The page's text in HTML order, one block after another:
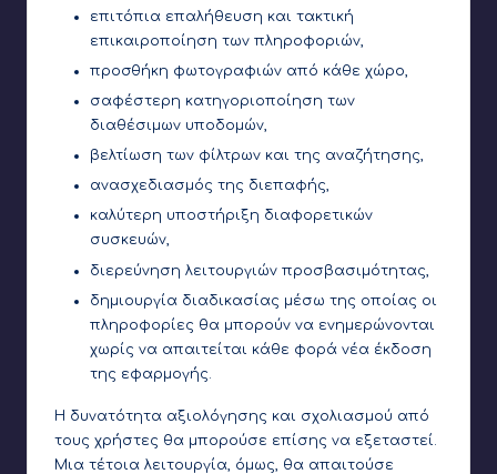
επιτόπια επαλήθευση και τακτική
επικαιροποίηση των πληροφοριών,
προσθήκη φωτογραφιών από κάθε χώρο,
σαφέστερη κατηγοριοποίηση των
διαθέσιμων υποδομών,
βελτίωση των φίλτρων και της αναζήτησης,
ανασχεδιασμός της διεπαφής,
καλύτερη υποστήριξη διαφορετικών
συσκευών,
διερεύνηση λειτουργιών προσβασιμότητας,
δημιουργία διαδικασίας μέσω της οποίας οι
πληροφορίες θα μπορούν να ενημερώνονται
χωρίς να απαιτείται κάθε φορά νέα έκδοση
της εφαρμογής.
Η δυνατότητα αξιολόγησης και σχολιασμού από
τους χρήστες θα μπορούσε επίσης να εξεταστεί.
Μια τέτοια λειτουργία, όμως, θα απαιτούσε